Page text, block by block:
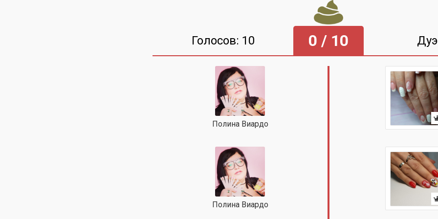
Голосов: 10 0 / 10
Полина Виардо
Полина Виардо